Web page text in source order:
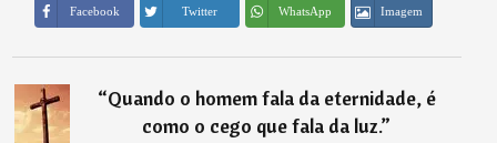
Facebook Twitter WhatsApp Imagem
“Quando o homem fala da eternidade, é
como o cego que fala da luz.”